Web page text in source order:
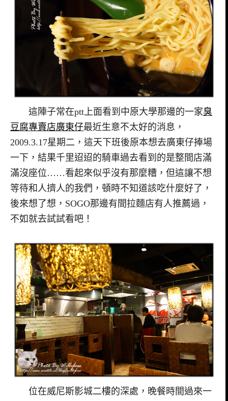
這陣子常在ptt上面看到中原大學那邊的一家臭
豆腐專賣店廣東仔最近生意不太好的消息，
2009.3.17星期二，這天下班後原本想去廣東仔捧場
一下，結果千里迢迢的騎車過去看到的是整間店滿
滿沒座位……看起來似乎沒有那麼糟，但這讓不想
等待和人擠人的我們，頓時不知道該吃什麼好了，
後來想了想，SOGO那邊有間拉麵店有人推薦過，
不如就去試試看吧！
位在威尼斯影城二樓的深處，晚餐時間過來一